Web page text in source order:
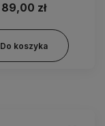
89,00 zł
Do koszyka